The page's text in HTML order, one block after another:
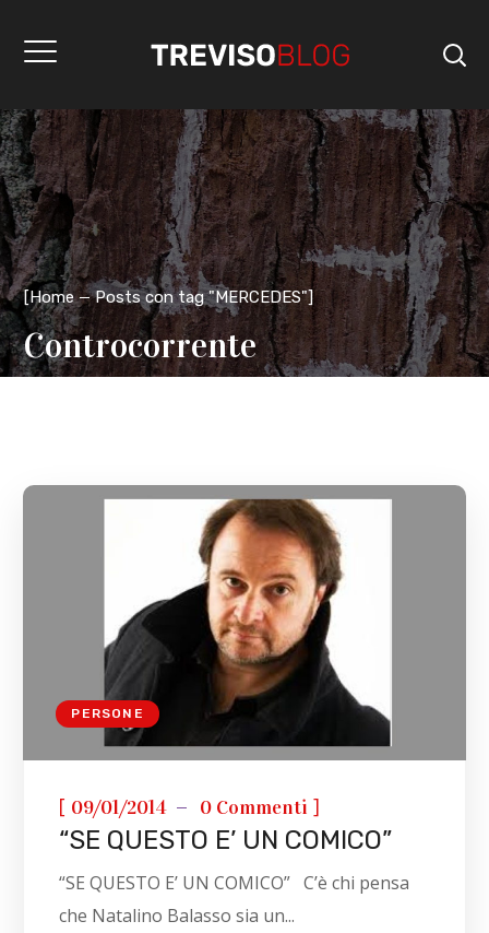
[Home Posts con tag "MERCEDES"]
Controcorrente
PERSONE
[ 09/01/2014 0 Commenti ]
“SE QUESTO E’ UN COMICO”
“SE QUESTO E’ UN COMICO” C’è chi pensa
che Natalino Balasso sia un...